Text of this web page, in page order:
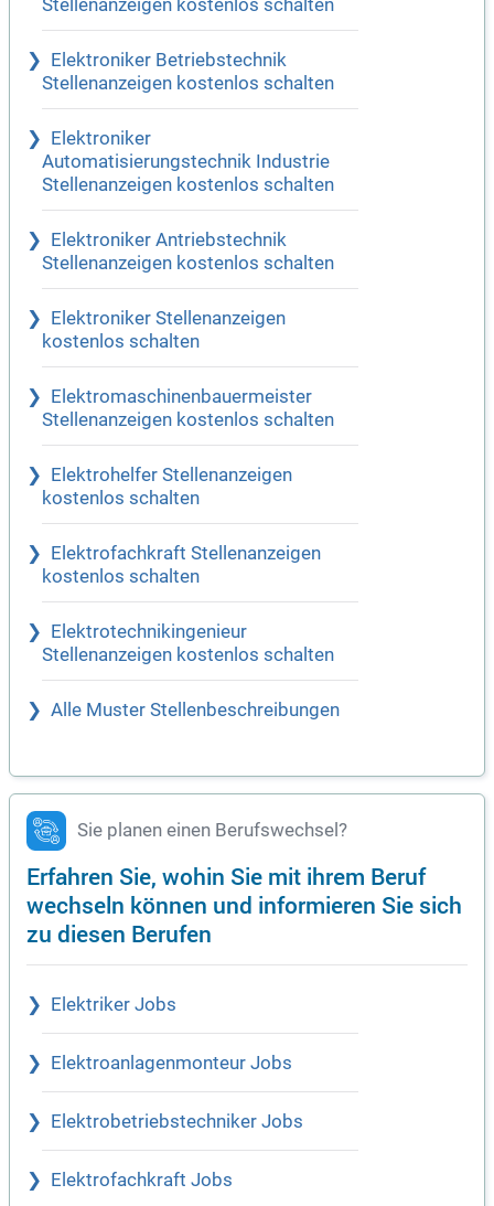
Stellenanzeigen kostenlos schalten
Elektroniker Betriebstechnik
Stellenanzeigen kostenlos schalten
Elektroniker
Automatisierungstechnik Industrie
Stellenanzeigen kostenlos schalten
Elektroniker Antriebstechnik
Stellenanzeigen kostenlos schalten
Elektroniker Stellenanzeigen
kostenlos schalten
Elektromaschinenbauermeister
Stellenanzeigen kostenlos schalten
Elektrohelfer Stellenanzeigen
kostenlos schalten
Elektrofachkraft Stellenanzeigen
kostenlos schalten
Elektrotechnikingenieur
Stellenanzeigen kostenlos schalten
Alle Muster Stellenbeschreibungen
Sie planen einen Berufswechsel?
Erfahren Sie, wohin Sie mit ihrem Beruf
wechseln können und informieren Sie sich
zu diesen Berufen
Elektriker Jobs
Elektroanlagenmonteur Jobs
Elektrobetriebstechniker Jobs
Elektrofachkraft Jobs